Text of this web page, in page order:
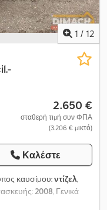
1 / 12
2.650 €
σταθερή τιμή συν ΦΠΑ
(3.206 € μικτό)
Καλέστε
καυσίμου:ντίζελ,
2008, Γενικά
CE: CE Djdpfey Uq E